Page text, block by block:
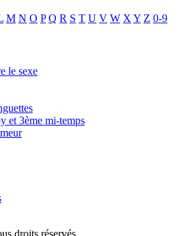
M N O P Q R S T U V W X Y Z 0-9
le sexe
et 3ème mi-temps